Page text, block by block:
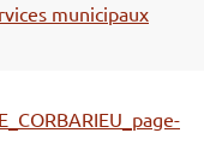
municipaux